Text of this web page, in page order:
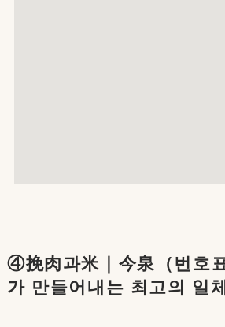
④挽肉과米｜今泉（번호
가 만들어내는 최고의 일체